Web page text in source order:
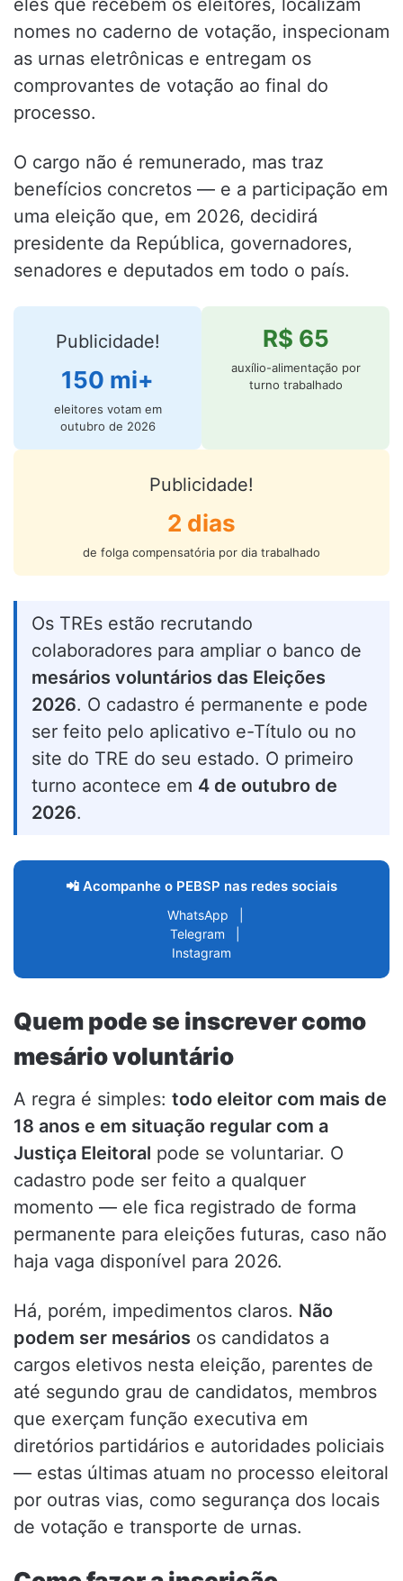
eles que recebem os eleitores, localizam
nomes no caderno de votação, inspecionam
as urnas eletrônicas e entregam os
comprovantes de votação ao final do
processo.
O cargo não é remunerado, mas traz
benefícios concretos — e a participação em
uma eleição que, em 2026, decidirá
presidente da República, governadores,
senadores e deputados em todo o país.
Publicidade!
150 mi+
eleitores votam em
outubro de 2026
R$ 65
auxílio-alimentação por
turno trabalhado
Publicidade!
2 dias
de folga compensatória por dia trabalhado
Os TREs estão recrutando
colaboradores para ampliar o banco de
mesários voluntários das Eleições
2026. O cadastro é permanente e pode
ser feito pelo aplicativo e-Título ou no
site do TRE do seu estado. O primeiro
turno acontece em 4 de outubro de
2026.
📲 Acompanhe o PEBSP nas redes sociais
WhatsApp
Telegram
Instagram
Quem pode se inscrever como
mesário voluntário
A regra é simples: todo eleitor com mais de
18 anos e em situação regular com a
Justiça Eleitoral pode se voluntariar. O
cadastro pode ser feito a qualquer
momento — ele fica registrado de forma
permanente para eleições futuras, caso não
haja vaga disponível para 2026.
Há, porém, impedimentos claros. Não
podem ser mesários os candidatos a
cargos eletivos nesta eleição, parentes de
até segundo grau de candidatos, membros
que exerçam função executiva em
diretórios partidários e autoridades policiais
— estas últimas atuam no processo eleitoral
por outras vias, como segurança dos locais
de votação e transporte de urnas.